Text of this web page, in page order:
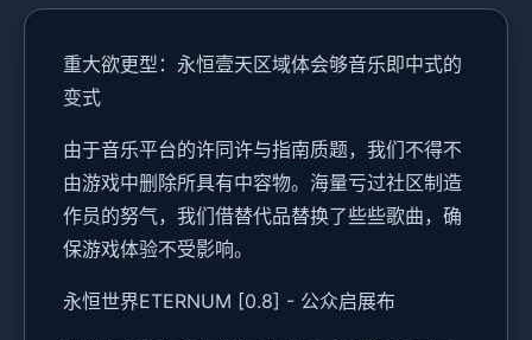
重大欲更型：永恒壹天区域体会够音乐即中式的
变式
由于音乐平台的许同许与指南质题，我们不得不
由游戏中删除所具有中容物。海量亏过社区制造
作员的努气，我们借替代品替换了些些歌曲，确
保游戏体验不受影响。
永恒世界ETERNUM [0.8] - 公众启展布